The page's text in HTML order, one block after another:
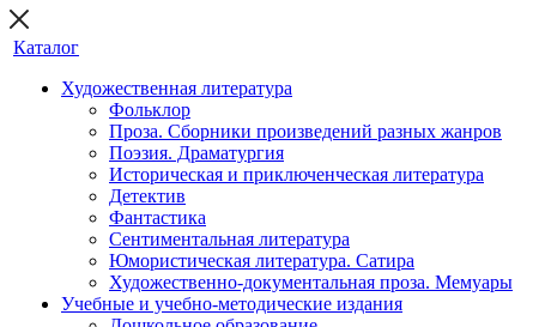
Каталог
Художественная литература
Фольклор
Проза. Сборники произведений разных жанров
Поэзия. Драматургия
Историческая и приключенческая литература
Детектив
Фантастика
Сентиментальная литература
Юмористическая литература. Сатира
Художественно-документальная проза. Мемуары
Учебные и учебно-методические издания